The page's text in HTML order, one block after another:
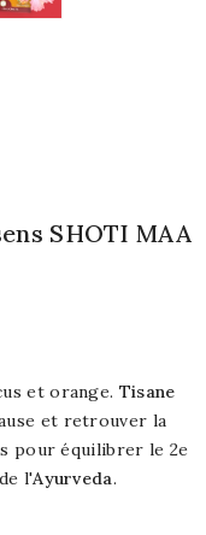
SHOTI MAA
et orange. Tisane
et retrouver la
pour équilibrer le 2e
l'Ayurveda.